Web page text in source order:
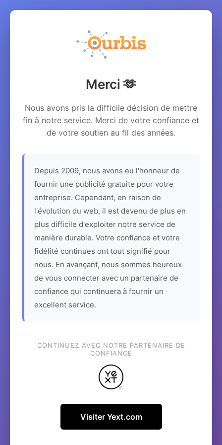
Merci 🫶
Nous avons pris la difficile décision de mettre
fin à notre service. Merci de votre confiance et
de votre soutien au fil des années.
Depuis 2009, nous avons eu l'honneur de
fournir une publicité gratuite pour votre
entreprise. Cependant, en raison de
l'évolution du web, il est devenu de plus en
plus difficile d'exploiter notre service de
manière durable. Votre confiance et votre
fidélité continues ont tout signifié pour
nous. En avançant, nous sommes heureux
de vous connecter avec un partenaire de
confiance qui continuera à fournir un
excellent service.
CONTINUEZ AVEC NOTRE PARTENAIRE DE
CONFIANCE
Visiter Yext.com